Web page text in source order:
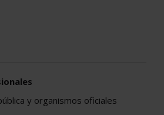
y organismos oficiales